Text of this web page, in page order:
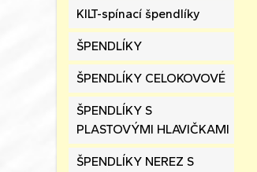
KILT-spínací špendlíky
ŠPENDLÍKY
ŠPENDLÍKY CELOKOVOVÉ
ŠPENDLÍKY S
PLASTOVÝMI HLAVIČKAMI
ŠPENDLÍKY NEREZ S